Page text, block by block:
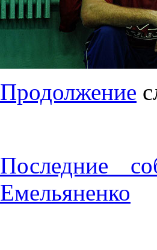
Продолжение
Последние
Емельяненко